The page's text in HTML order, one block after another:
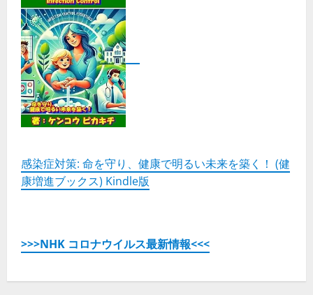
感染症対策: 命を守り、健康で明るい未来を築く！ (健
康増進ブックス) Kindle版
>>>NHK コロナウイルス最新情報<<<